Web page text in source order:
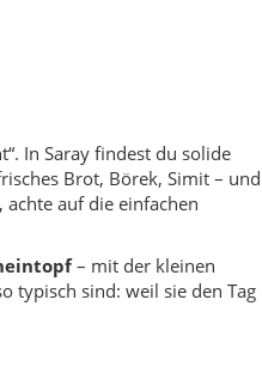
des Zentrums, und du
Flexibilität macht Saray so
Besonders schön sind
Blick ins Tal freigibt.
mit Konzerten und
gefeiert – oft mit kleinen